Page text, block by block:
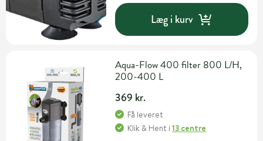
Læg i kurv
Aqua-Flow 400 filter 800 L/H,
200-400 L
369 kr.
Få leveret
Klik & Hent i13 centre